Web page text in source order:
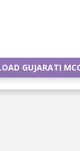
GUJARATI